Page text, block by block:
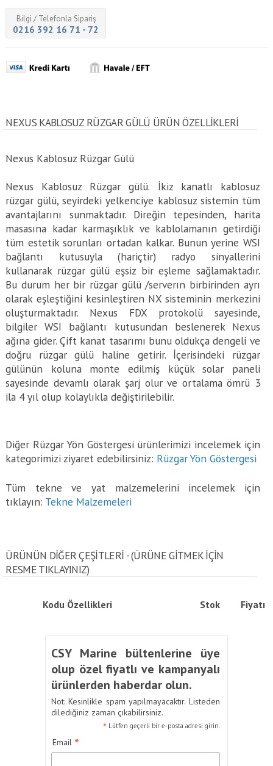
Bilgi / Telefonla Sipariş
0216 392 16 71 - 72
NEXUS KABLOSUZ RÜZGAR GÜLÜ ÜRÜN ÖZELLİKLERİ
Nexus Kablosuz Rüzgar Gülü
Nexus Kablosuz Rüzgar gülü. İkiz kanatlı kablosuz
rüzgar gülü, seyirdeki yelkenciye kablosuz sistemin tüm
avantajlarını sunmaktadır. Direğin tepesinden, harita
masasına kadar karmaşıklık ve kablolamanın getirdiği
tüm estetik sorunları ortadan kalkar. Bunun yerine WSI
bağlantı kutusuyla (hariçtir) radyo sinyallerini
kullanarak rüzgar gülü eşsiz bir eşleme sağlamaktadır.
Bu durum her bir rüzgar gülü /serverın birbirinden ayrı
olarak eşleştiğini kesinleştiren NX sisteminin merkezini
oluşturmaktadır. Nexus FDX protokolü sayesinde,
bilgiler WSI bağlantı kutusundan beslenerek Nexus
ağına gider. Çift kanat tasarımı bunu oldukça dengeli ve
doğru rüzgar gülü haline getirir. İçerisindeki rüzgar
gülünün koluna monte edilmiş küçük solar paneli
sayesinde devamlı olarak şarj olur ve ortalama ömrü 3
ila 4 yıl olup kolaylıkla değiştirilebilir.
Diğer Rüzgar Yön Göstergesi ürünlerimizi incelemek için
kategorimizi ziyaret edebilirsiniz: Rüzgar Yön Göstergesi
Tüm tekne ve yat malzemelerini incelemek için
tıklayın: Tekne Malzemeleri
ÜRÜNÜN DİĞER ÇEŞİTLERİ - (ÜRÜNE GITMEK IÇIN
RESME TIKLAYINIZ)
Kodu Özellikleri Stok Fiyatı
CSY Marine bültenlerine üye
olup özel fiyatlı ve kampanyalı
ürünlerden haberdar olun.
Not: Kesinlikle spam yapılmayacaktır. Listeden
dilediğiniz zaman çıkabilirsiniz.
* Lütfen geçerli bir e-posta adresi girin.
Email *